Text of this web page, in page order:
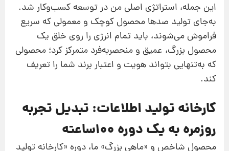
این جمله، استراتژی اصلی من در توسعه کسب‌وکار شد.
به‌جای تولید صدها محصول کوچک و معمولی که سریع
فراموش می‌شوند، باید تمام انرژی را روی خلق یک
محصول بزرگ، عمیق و منحصربه‌فرد متمرکز کرد؛ محصولی
که به‌تنهایی بتواند هویت و اعتبار برند شما را تعریف
کند.
کارخانه تولید اطلاعات: تبدیل تجربه
روزمره به یک دوره ۱۰۰‌ساعته
محصول شاخص و «ماهی بزرگ» ما، دوره «کارخانه تولید